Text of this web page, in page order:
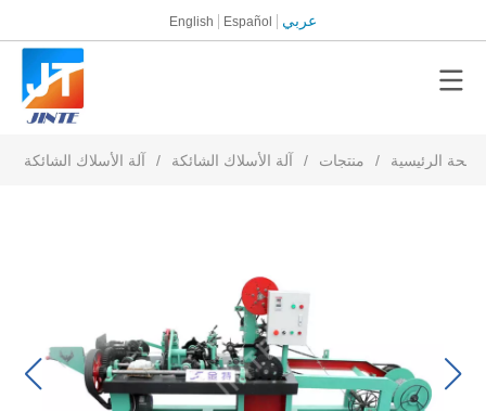
English Español عربي
الرئيسية / منتجات / آلة الأسلاك الشائكة / آلة الأسلاك الشائكة